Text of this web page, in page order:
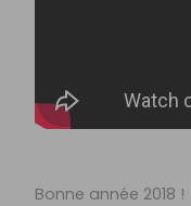
Bonne année 2018 !